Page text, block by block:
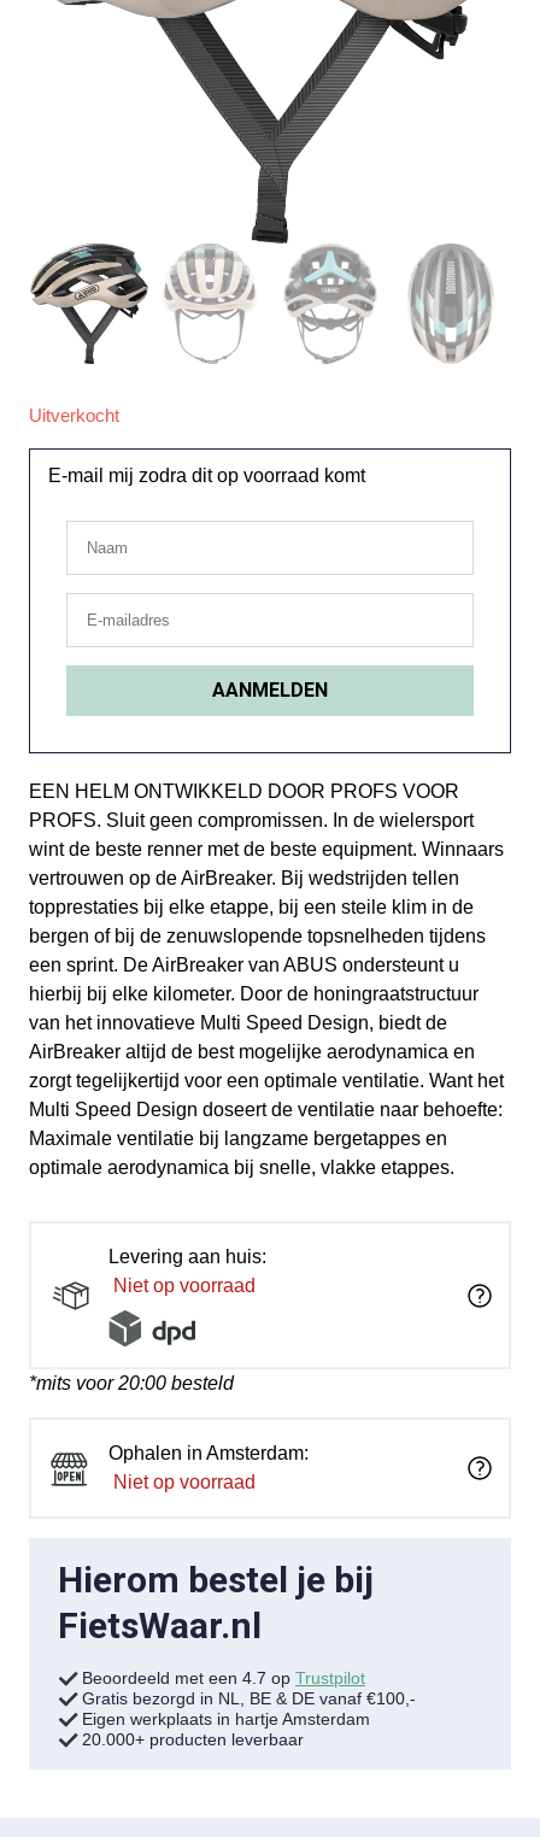
Uitverkocht
E-mail mij zodra dit op voorraad komt
EEN HELM ONTWIKKELD DOOR PROFS VOOR
PROFS. Sluit geen compromissen. In de wielersport
wint de beste renner met de beste equipment. Winnaars
vertrouwen op de AirBreaker. Bij wedstrijden tellen
topprestaties bij elke etappe, bij een steile klim in de
bergen of bij de zenuwslopende topsnelheden tijdens
een sprint. De AirBreaker van ABUS ondersteunt u
hierbij bij elke kilometer. Door de honingraatstructuur
van het innovatieve Multi Speed Design, biedt de
AirBreaker altijd de best mogelijke aerodynamica en
zorgt tegelijkertijd voor een optimale ventilatie. Want het
Multi Speed Design doseert de ventilatie naar behoefte:
Maximale ventilatie bij langzame bergetappes en
optimale aerodynamica bij snelle, vlakke etappes.
Levering aan huis:
Niet op voorraad
*mits voor 20:00 besteld
Ophalen in Amsterdam:
Niet op voorraad
Hierom bestel je bij
FietsWaar.nl
Beoordeeld met een 4.7 op Trustpilot
Gratis bezorgd in NL, BE & DE vanaf €100,-
Eigen werkplaats in hartje Amsterdam
20.000+ producten leverbaar